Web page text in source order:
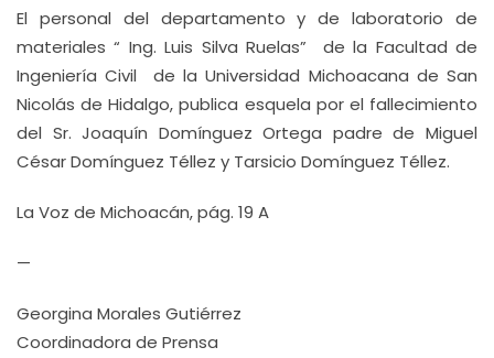
El personal del departamento y de laboratorio de
materiales “ Ing. Luis Silva Ruelas” de la Facultad de
Ingeniería Civil de la Universidad Michoacana de San
Nicolás de Hidalgo, publica esquela por el fallecimiento
del Sr. Joaquín Domínguez Ortega padre de Miguel
César Domínguez Téllez y Tarsicio Domínguez Téllez.
La Voz de Michoacán, pág. 19 A
—
Georgina Morales Gutiérrez
Coordinadora de Prensa